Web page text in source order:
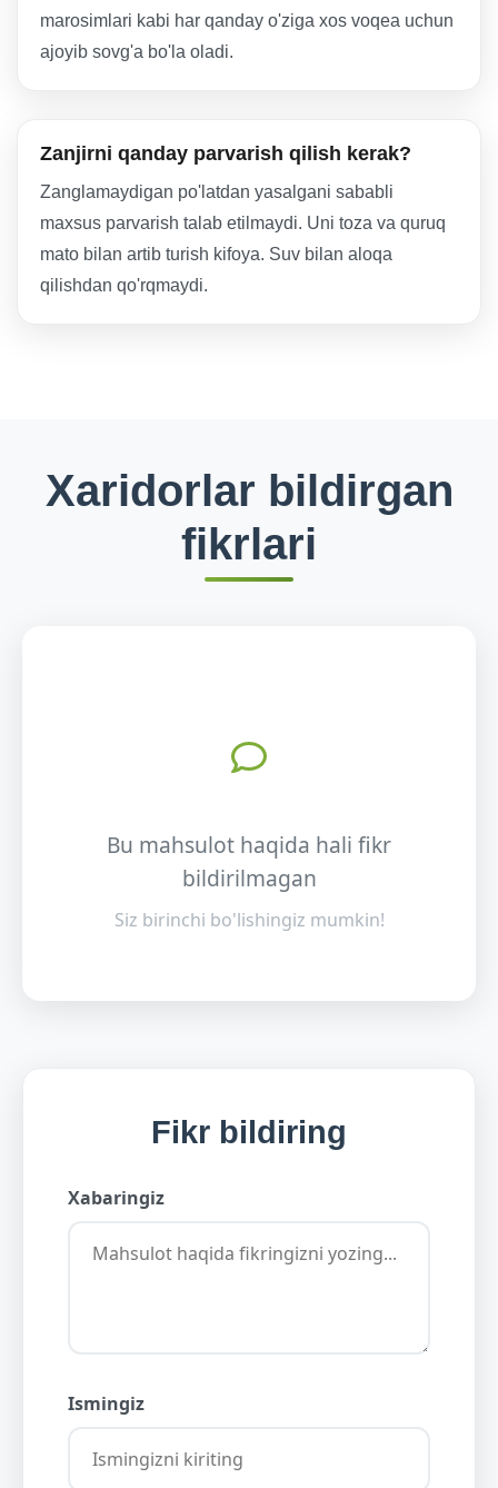
marosimlari kabi har qanday o'ziga xos voqea uchun
ajoyib sovg'a bo'la oladi.
Zanjirni qanday parvarish qilish kerak?
Zanglamaydigan po'latdan yasalgani sababli
maxsus parvarish talab etilmaydi. Uni toza va quruq
mato bilan artib turish kifoya. Suv bilan aloqa
qilishdan qo'rqmaydi.
Xaridorlar bildirgan
fikrlari
Bu mahsulot haqida hali fikr
bildirilmagan
Siz birinchi bo'lishingiz mumkin!
Fikr bildiring
Xabaringiz
Ismingiz